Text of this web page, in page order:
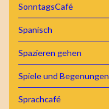
SonntagsCafé
Spanisch
Spazieren gehen
Spiele und Begenungen
Sprachcafé